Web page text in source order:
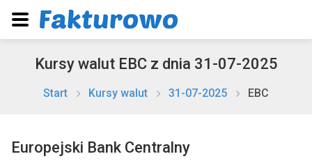
Kursy walut EBC z dnia 31-07-2025
Start Kursy walut 31-07-2025 EBC
Europejski Bank Centralny